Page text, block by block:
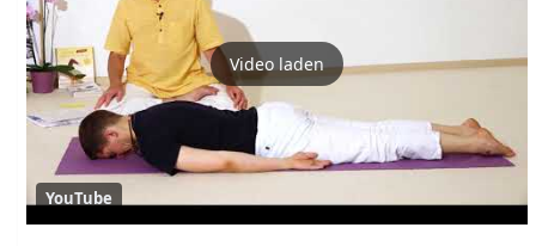
Video laden
YouTube